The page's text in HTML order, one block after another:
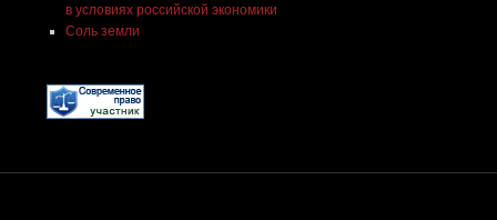
в условиях российской экономики
Соль земли